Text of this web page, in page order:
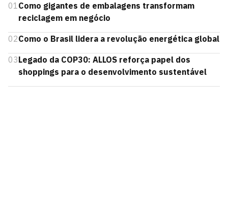
01Como gigantes de embalagens transformam
reciclagem em negócio
02Como o Brasil lidera a revolução energética global
03Legado da COP30: ALLOS reforça papel dos
shoppings para o desenvolvimento sustentável